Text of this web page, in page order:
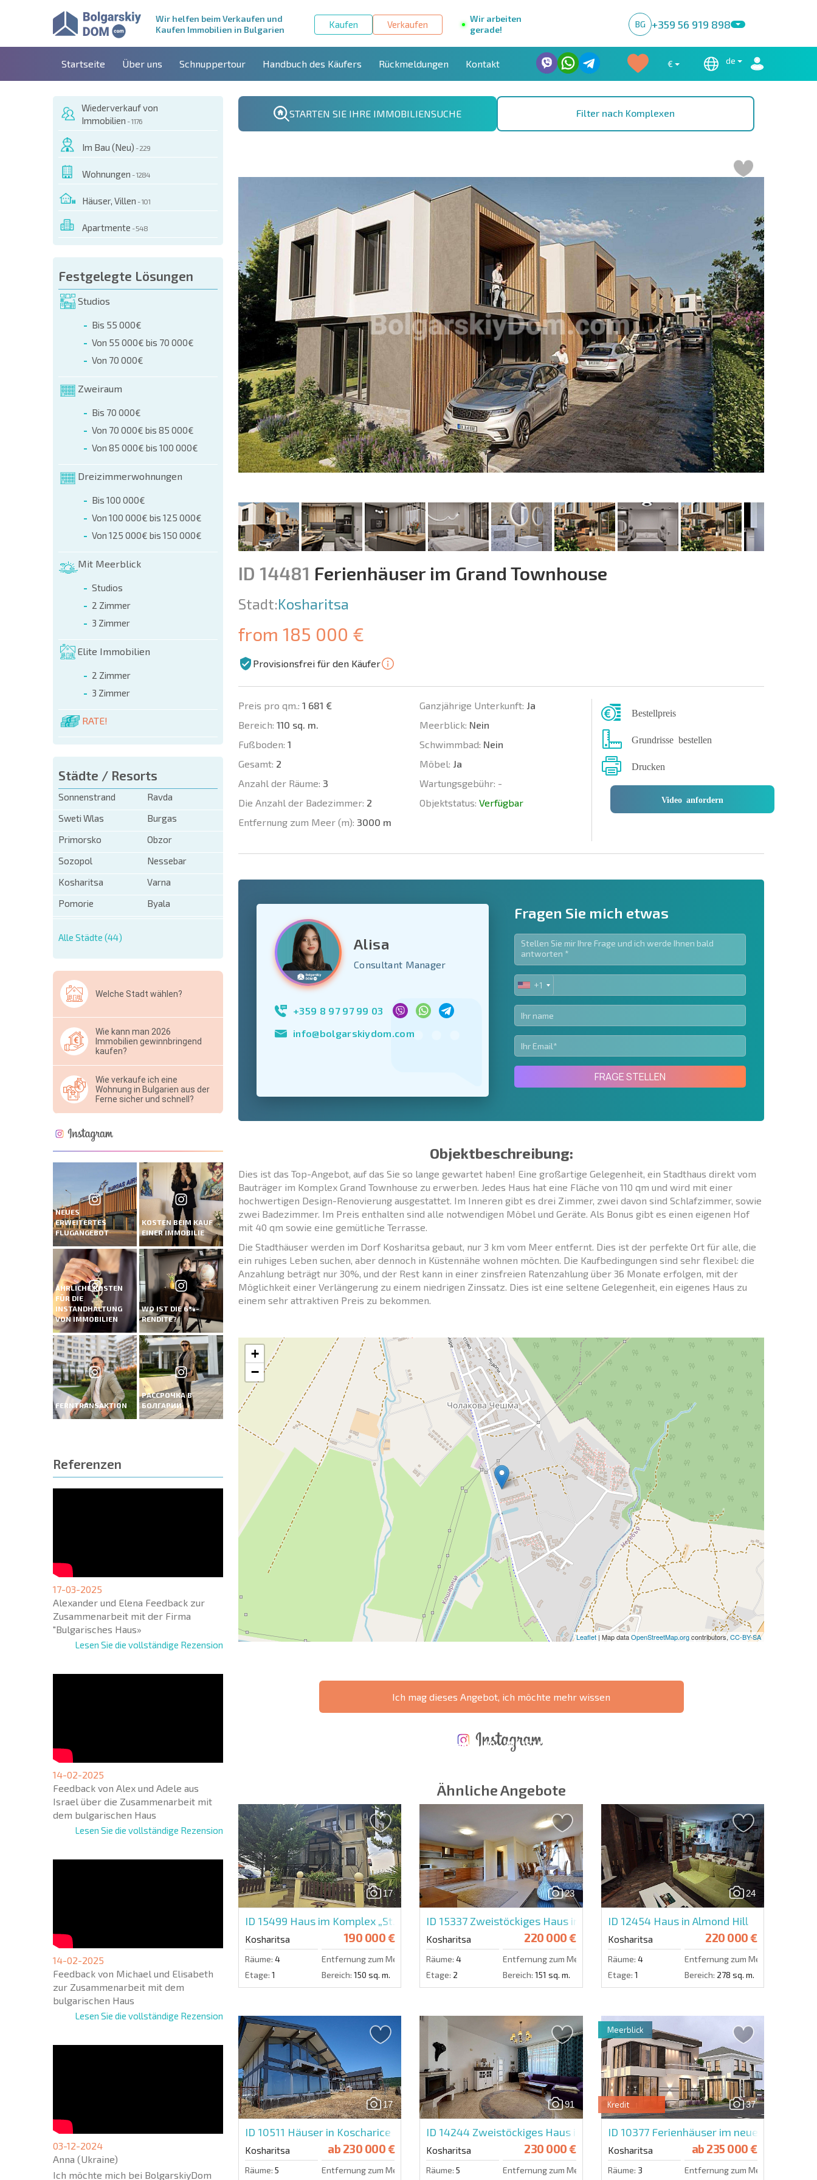
Wir helfen beim Verkaufen und
Kaufen Immobilien in Bulgarien
Kaufen Verkaufen
Wir arbeiten
gerade!
BG +359 56 919 898
Startseite Über uns Schnuppertour Handbuch des Käufers Rückmeldungen Kontakt € de
Wiederverkauf von
Immobilien - 1176
Im Bau (Neu) - 229
Wohnungen - 1284
Häuser, Villen - 101
Apartmente - 548
Festgelegte Lösungen
Studios
Bis 55 000€
Von 55 000€ bis 70 000€
Von 70 000€
Zweiraum
Bis 70 000€
Von 70 000€ bis 85 000€
Von 85 000€ bis 100 000€
Dreizimmerwohnungen
Bis 100 000€
Von 100 000€ bis 125 000€
Von 125 000€ bis 150 000€
Mit Meerblick
Studios
2 Zimmer
3 Zimmer
Elite Immobilien
2 Zimmer
3 Zimmer
RATE!
Städte / Resorts
Sonnenstrand
Ravda
Sweti Wlas
Burgas
Primorsko
Obzor
Sozopol
Nessebar
Kosharitsa
Varna
Pomorie
Byala
Alle Städte (44)
Welche Stadt wählen?
Wie kann man 2026
Immobilien gewinnbringend
kaufen?
Wie verkaufe ich eine
Wohnung in Bulgarien aus der
Ferne sicher und schnell?
NEUES
ERWEITERTES
FLUGANGEBOT
KOSTEN BEIM KAUF
EINER IMMOBILIE
ÄHRLICHE KOSTEN
FÜR DIE
INSTANDHALTUNG
VON IMMOBILIEN
WO IST DIE 6%-
RENDITE?
FERNTRANSAKTION
РАССРОЧКА В
БОЛГАРИИ
Referenzen
17-03-2025
Alexander und Elena Feedback zur
Zusammenarbeit mit der Firma
"Bulgarisches Haus»
Lesen Sie die vollständige Rezension
14-02-2025
Feedback von Alex und Adele aus
Israel über die Zusammenarbeit mit
dem bulgarischen Haus
Lesen Sie die vollständige Rezension
14-02-2025
Feedback von Michael und Elisabeth
zur Zusammenarbeit mit dem
bulgarischen Haus
Lesen Sie die vollständige Rezension
03-12-2024
Anna (Ukraine)
Ich möchte mich bei BolgarskiyDom
STARTEN SIE IHRE IMMOBILIENSUCHE Filter nach Komplexen
OBJEKT BESTELLEN
(name, E-mail, phone)
+359 8 9797 99 03
ID 14481 Ferienhäuser im Grand Townhouse
Stadt:Kosharitsa
from 185 000 €
Provisionsfrei für den Käufer
Preis pro qm.: 1 681 €
Bereich: 110 sq. m.
Fußboden: 1
Gesamt: 2
Anzahl der Räume: 3
Die Anzahl der Badezimmer: 2
Entfernung zum Meer (m): 3000 m
Ganzjährige Unterkunft: Ja
Meerblick: Nein
Schwimmbad: Nein
Möbel: Ja
Wartungsgebühr: -
Objektstatus: Verfügbar
Bestellpreis
Grundrisse bestellen
Drucken
Video anfordern
United
+1
* Benötigte Felder
Newsletter abonnieren | Durch Anklicken des Buttons stimmen Sie der
Nutzung Ihrer Daten zu.
Eine Nachricht schicken
Alisa
Consultant Manager
+359 8 97 97 99 03
info@bolgarskiydom.com
Fragen Sie mich etwas
UNITED
STATES
+1
+1
FRAGE STELLEN
Objektbeschreibung:
Dies ist das Top-Angebot, auf das Sie so lange gewartet haben! Eine großartige Gelegenheit, ein Stadthaus direkt vom
Bauträger im Komplex Grand Townhouse zu erwerben. Jedes Haus hat eine Fläche von 110 qm und wird mit einer
hochwertigen Design-Renovierung ausgestattet. Im Inneren gibt es drei Zimmer, zwei davon sind Schlafzimmer, sowie
zwei Badezimmer. Im Preis enthalten sind alle notwendigen Möbel und Geräte. Als Bonus gibt es einen eigenen Hof
mit 40 qm sowie eine gemütliche Terrasse.
Die Stadthäuser werden im Dorf Kosharitsa gebaut, nur 3 km vom Meer entfernt. Dies ist der perfekte Ort für alle, die
ein ruhiges Leben suchen, aber dennoch in Küstennähe wohnen möchten. Die Kaufbedingungen sind sehr flexibel: die
Anzahlung beträgt nur 30%, und der Rest kann in einer zinsfreien Ratenzahlung über 36 Monate erfolgen, mit der
Möglichkeit einer Verlängerung zu einem niedrigen Zinssatz. Dies ist eine seltene Gelegenheit, ein eigenes Haus zu
einem sehr attraktiven Preis zu bekommen.
+
−
Leaflet | Map dataOpenStreetMap.orgcontributors, CC-BY-SA
Ich mag dieses Angebot, ich möchte mehr wissen
* Benötigte Felder
Newsletter abonnieren | Durch Anklicken des Buttons stimmen Sie der
Nutzung Ihrer Daten zu.
Eine Nachricht schicken
INSTANDHALTUNG
WO IST DIE 6%-
Ähnliche Angebote
17
ID 15499 Haus im Komplex „St. George“
Kosharitsa 190 000 €
Räume: 4 Entfernung zum Meer:
2000 m.
Etage: 1 Bereich: 150 sq. m.
23
ID 15337 Zweistöckiges Haus im Dorf Kosharitsa
Kosharitsa 220 000 €
Räume: 4 Entfernung zum Meer:
3000 m.
Etage: 2 Bereich: 151 sq. m.
24
ID 12454 Haus in Almond Hill
Kosharitsa 220 000 €
Räume: 4 Entfernung zum Meer:
Etage: 1 Bereich: 278 sq. m.
17
ID 10511 Häuser in Koscharice
Kosharitsa ab 230 000 €
Räume: 5 Entfernung zum Meer: 5000 m.
91
ID 14244 Zweistöckiges Haus in Kosharitsa
Kosharitsa 230 000 €
Räume: 5 Entfernung zum Meer: 6000 m.
37
Kredit
ID 10377 Ferienhäuser im neuen Komplex
Kosharitsa ab 235 000 €
Räume: 3 Entfernung zum Meer:
Meerblick